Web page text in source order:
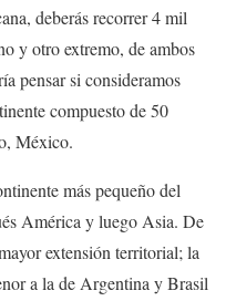
deberás recorrer 4 mil
y otro extremo, de ambos
pensar si consideramos
compuesto de 50
México.
más pequeño del
América y luego Asia. De
extensión territorial; la
a la de Argentina y Brasil